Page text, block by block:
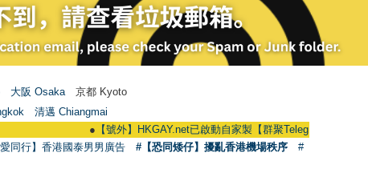
大阪 Osaka 京都 Kyoto
清邁 Chiangmai
【號外】HKGAY.net已啟動自家製【群聚Telegram群組】
同行】香港國泰男男廣告 #【恐同矮仔】擾亂香港機場秩序
#